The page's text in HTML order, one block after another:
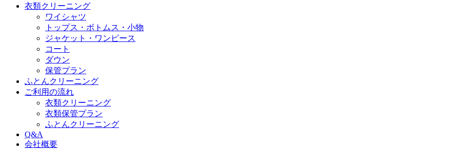
衣類クリーニング
ワイシャツ
トップス・ボトムス・小物
ジャケット・ワンピース
コート
ダウン
保管プラン
ふとんクリーニング
ご利用の流れ
衣類クリーニング
衣類保管プラン
ふとんクリーニング
Q&A
会社概要